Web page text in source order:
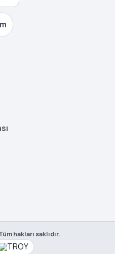
hakları saklıdır.